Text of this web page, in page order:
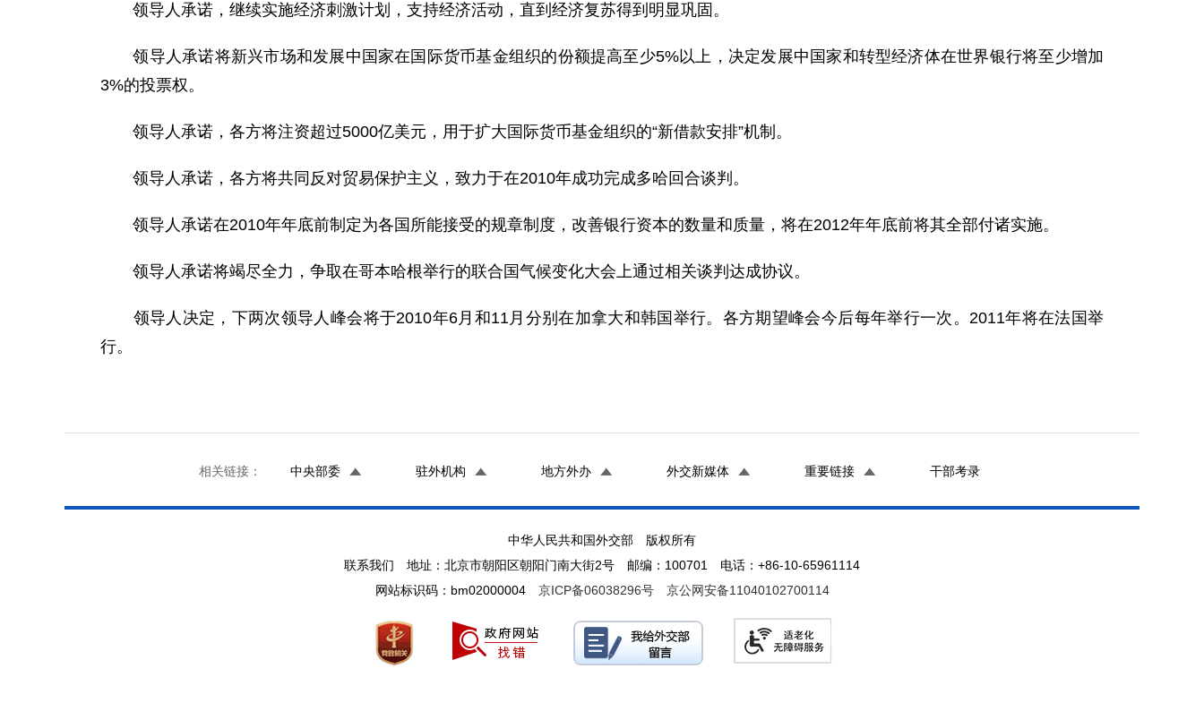
领导人承诺，继续实施经济刺激计划，支持经济活动，直到经济复苏得到明显巩固。
领导人承诺将新兴市场和发展中国家在国际货币基金组织的份额提高至少5%以上，决定发展中国家和转型经济体在世界银行将至少增加
3%的投票权。
领导人承诺，各方将注资超过5000亿美元，用于扩大国际货币基金组织的“新借款安排”机制。
领导人承诺，各方将共同反对贸易保护主义，致力于在2010年成功完成多哈回合谈判。
领导人承诺在2010年年底前制定为各国所能接受的规章制度，改善银行资本的数量和质量，将在2012年年底前将其全部付诸实施。
领导人承诺将竭尽全力，争取在哥本哈根举行的联合国气候变化大会上通过相关谈判达成协议。
领导人决定，下两次领导人峰会将于2010年6月和11月分别在加拿大和韩国举行。各方期望峰会今后每年举行一次。2011年将在法国举
行。
相关链接： 中央部委 驻外机构 地方外办 外交新媒体 重要链接 干部考录
中华人民共和国外交部 版权所有
联系我们 地址：北京市朝阳区朝阳门南大街2号 邮编：100701 电话：+86-10-65961114
网站标识码：bm02000004 京ICP备06038296号 京公网安备11040102700114